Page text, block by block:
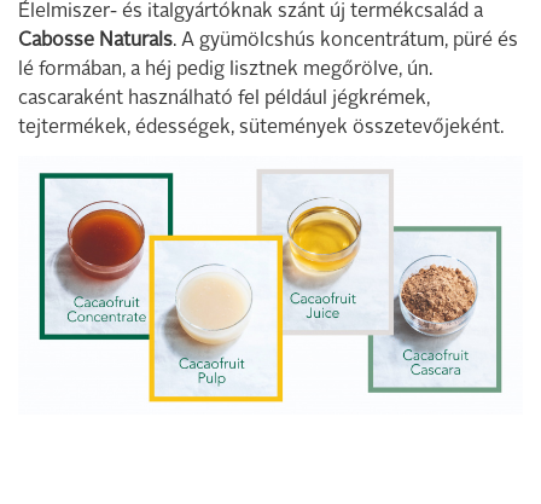
Élelmiszer- és italgyártóknak szánt új termékcsalád a
Cabosse Naturals. A gyümölcshús koncentrátum, püré és
lé formában, a héj pedig lisztnek megőrölve, ún.
cascaraként használható fel például jégkrémek,
tejtermékek, édességek, sütemények összetevőjeként.